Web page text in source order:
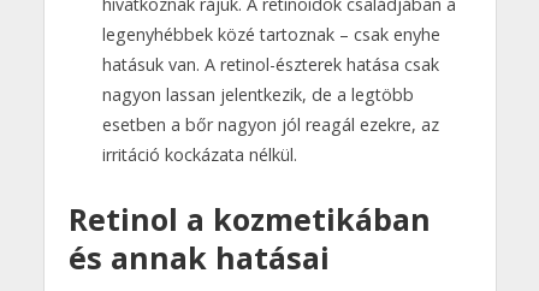
legenyhébbek közé tartoznak – csak enyhe
hatásuk van. A retinol-észterek hatása csak
nagyon lassan jelentkezik, de a legtöbb
esetben a bőr nagyon jól reagál ezekre, az
irritáció kockázata nélkül.
Retinol a kozmetikában
és annak hatásai